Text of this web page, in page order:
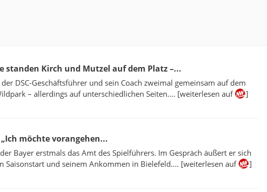
standen Kirch und Mutzel auf dem Platz –...
DSC-Geschäftsführer und sein Coach zweimal gemeinsam auf dem
– allerdings auf unterschiedlichen Seiten.... [weiterlesen auf
]
möchte vorangehen...
Bayer erstmals das Amt des Spielführers. Im Gespräch äußert er sich
Saisonstart und seinem Ankommen in Bielefeld.... [weiterlesen auf
]